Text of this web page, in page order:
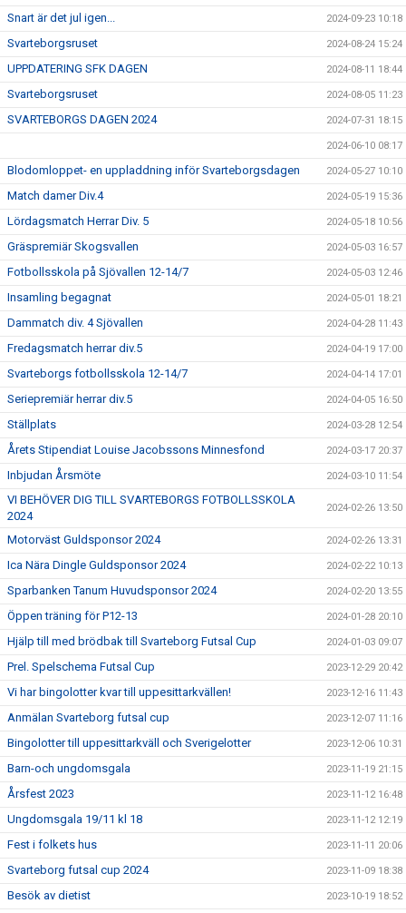
Snart är det jul igen... 2024-09-23 10:18
Svarteborgsruset 2024-08-24 15:24
UPPDATERING SFK DAGEN 2024-08-11 18:44
Svarteborgsruset 2024-08-05 11:23
SVARTEBORGS DAGEN 2024 2024-07-31 18:15
2024-06-10 08:17
Blodomloppet- en uppladdning inför Svarteborgsdagen 2024-05-27 10:10
Match damer Div.4 2024-05-19 15:36
Lördagsmatch Herrar Div. 5 2024-05-18 10:56
Gräspremiär Skogsvallen 2024-05-03 16:57
Fotbollsskola på Sjövallen 12-14/7 2024-05-03 12:46
Insamling begagnat 2024-05-01 18:21
Dammatch div. 4 Sjövallen 2024-04-28 11:43
Fredagsmatch herrar div.5 2024-04-19 17:00
Svarteborgs fotbollsskola 12-14/7 2024-04-14 17:01
Seriepremiär herrar div.5 2024-04-05 16:50
Ställplats 2024-03-28 12:54
Årets Stipendiat Louise Jacobssons Minnesfond 2024-03-17 20:37
Inbjudan Årsmöte 2024-03-10 11:54
VI BEHÖVER DIG TILL SVARTEBORGS FOTBOLLSSKOLA
2024
2024-02-26 13:50
Motorväst Guldsponsor 2024 2024-02-26 13:31
Ica Nära Dingle Guldsponsor 2024 2024-02-22 10:13
Sparbanken Tanum Huvudsponsor 2024 2024-02-20 13:55
Öppen träning för P12-13 2024-01-28 20:10
Hjälp till med brödbak till Svarteborg Futsal Cup 2024-01-03 09:07
Prel. Spelschema Futsal Cup 2023-12-29 20:42
Vi har bingolotter kvar till uppesittarkvällen! 2023-12-16 11:43
Anmälan Svarteborg futsal cup 2023-12-07 11:16
Bingolotter till uppesittarkväll och Sverigelotter 2023-12-06 10:31
Barn-och ungdomsgala 2023-11-19 21:15
Årsfest 2023 2023-11-12 16:48
Ungdomsgala 19/11 kl 18 2023-11-12 12:19
Fest i folkets hus 2023-11-11 20:06
Svarteborg futsal cup 2024 2023-11-09 18:38
Besök av dietist 2023-10-19 18:52